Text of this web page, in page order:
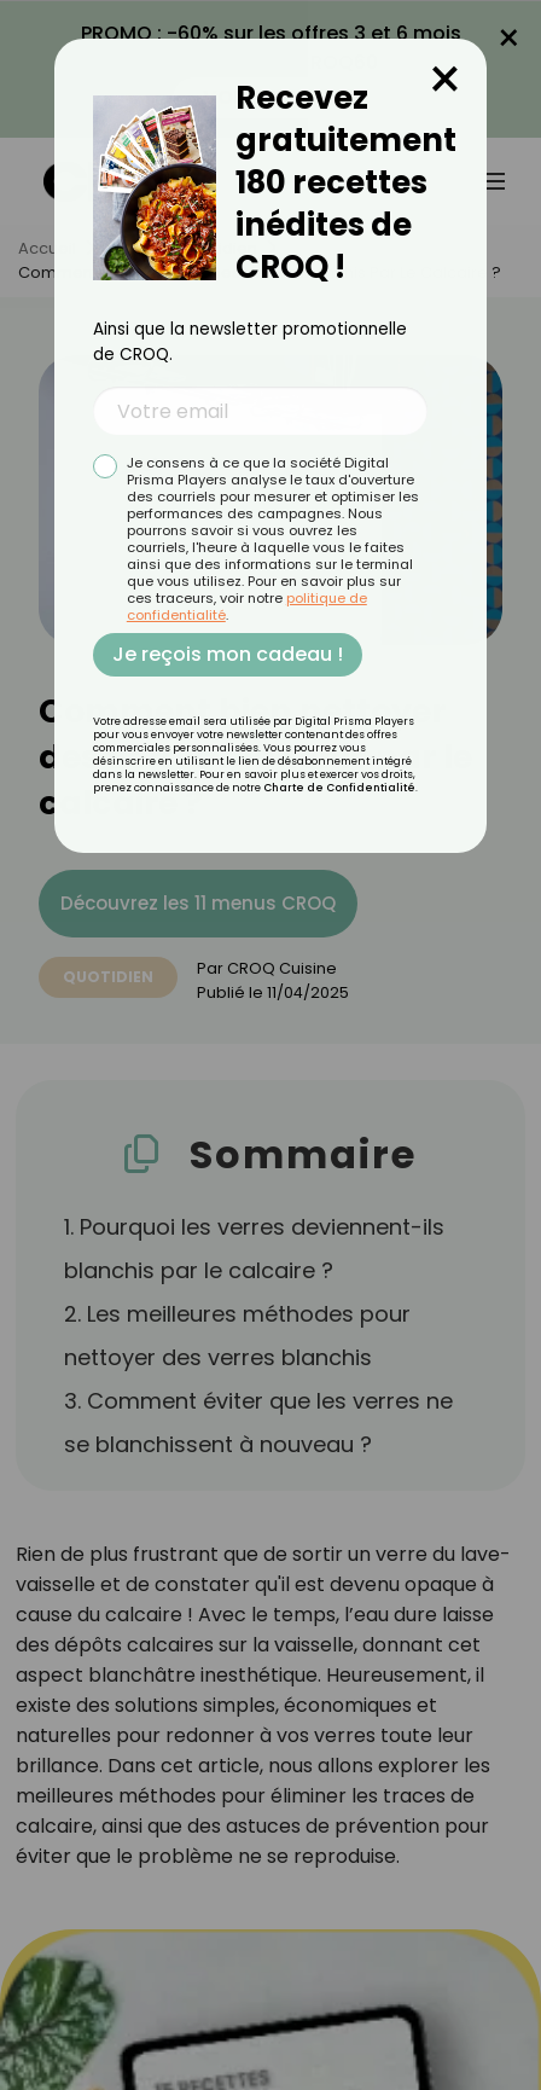
PROMO : -60% sur les offres 3 et 6 mois
VOIR LA PROMO
×
Accueil Actus
Quotidien
Comment Bien Nettoyer Des Verres Blanchis Par Le Calcaire ?
Comment bien nettoyer
des verres blanchis par le
calcaire ?
Découvrez les 11 menus CROQ
QUOTIDIEN Par CROQ Cuisine
Publié le 11/04/2025
Sommaire
1. Pourquoi les verres deviennent-ils
blanchis par le calcaire ?
2. Les meilleures méthodes pour
nettoyer des verres blanchis
3. Comment éviter que les verres ne
se blanchissent à nouveau ?
Rien de plus frustrant que de sortir un verre du lave-
vaisselle et de constater qu'il est devenu opaque à
cause du calcaire ! Avec le temps, l’eau dure laisse
des dépôts calcaires sur la vaisselle, donnant cet
aspect blanchâtre inesthétique. Heureusement, il
existe des solutions simples, économiques et
naturelles pour redonner à vos verres toute leur
brillance. Dans cet article, nous allons explorer les
meilleures méthodes pour éliminer les traces de
calcaire, ainsi que des astuces de prévention pour
éviter que le problème ne se reproduise.
Recevez
gratuitement
180 recettes
inédites de
CROQ !
×
Ainsi que la newsletter promotionnelle
de CROQ.
Je consens à ce que la société Digital
Prisma Players analyse le taux d'ouverture
des courriels pour mesurer et optimiser les
performances des campagnes. Nous
pourrons savoir si vous ouvrez les
courriels, l'heure à laquelle vous le faites
ainsi que des informations sur le terminal
que vous utilisez. Pour en savoir plus sur
ces traceurs, voir notre politique de
confidentialité.
Je reçois mon cadeau !
Votre adresse email sera utilisée par Digital Prisma Players
pour vous envoyer votre newsletter contenant des offres
commerciales personnalisées. Vous pourrez vous
désinscrire en utilisant le lien de désabonnement intégré
dans la newsletter. Pour en savoir plus et exercer vos droits,
prenez connaissance de notre Charte de Confidentialité.